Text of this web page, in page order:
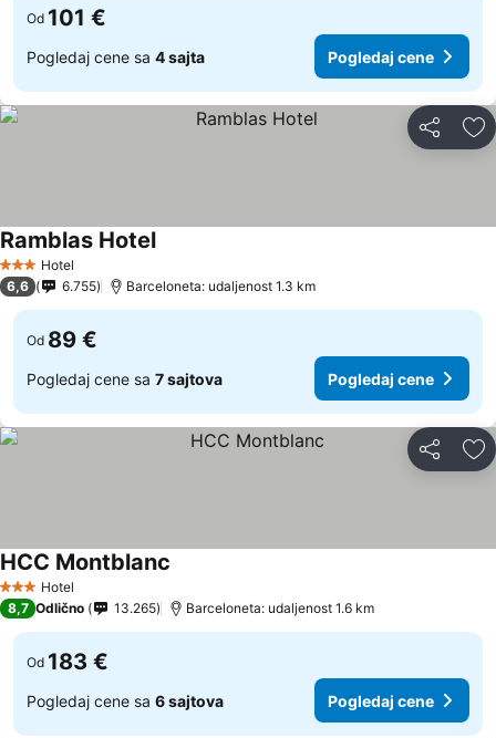
Od 101 €
Pogledaj cene sa 4 sajta Pogledaj cene
Deli
3 Zvezdice
Hotel
Ramblas HotelPogledaj cene
6,6 6.755 Barceloneta: udaljenost 1.3 km
Od 89 €
Pogledaj cene sa 7 sajtova Pogledaj cene
Deli
3 Zvezdice
Hotel
HCC Montblanc
8,7 Odlično 13.265 Barceloneta: udaljenost 1.6 km
Od 183 €
Pogledaj cene sa 6 sajtova Pogledaj cene